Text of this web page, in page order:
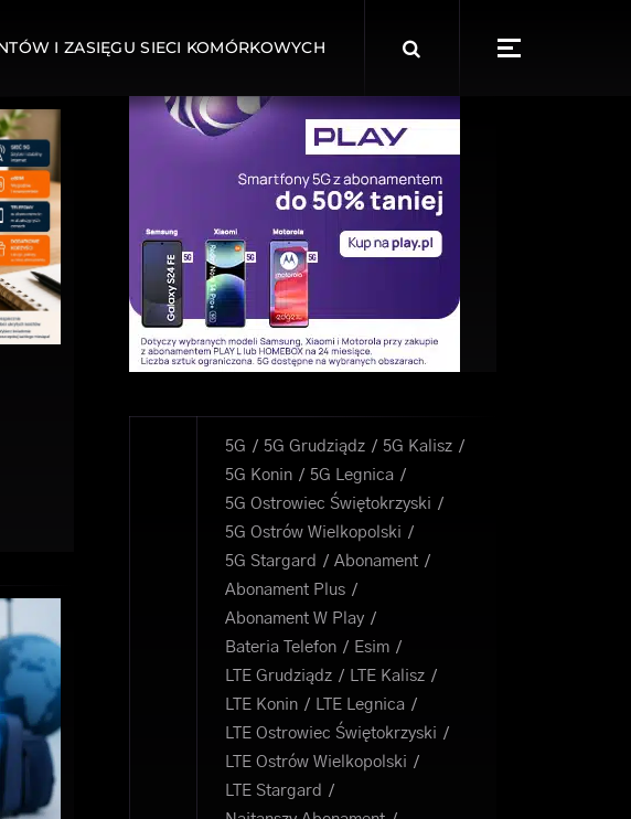
I ZASIĘGU SIECI KOMÓRKOWYCH
for:
5G 5G Grudziądz
5G Kalisz
5G Konin
5G Legnica
5G Ostrowiec Świętokrzyski
5G Ostrów Wielkopolski
5G Stargard
Abonament
Abonament Plus
Abonament W Play
Bateria Telefon
Esim
LTE Grudziądz
LTE Kalisz
LTE Konin
LTE Legnica
LTE Ostrowiec Świętokrzyski
LTE Ostrów Wielkopolski
LTE Stargard